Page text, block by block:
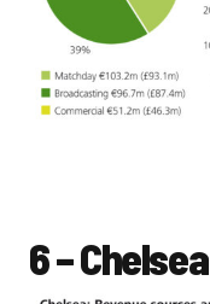
6 – Chelsea